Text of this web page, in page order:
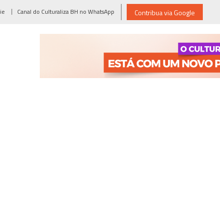
Canal do Culturaliza BH no WhatsApp Contribua via Google